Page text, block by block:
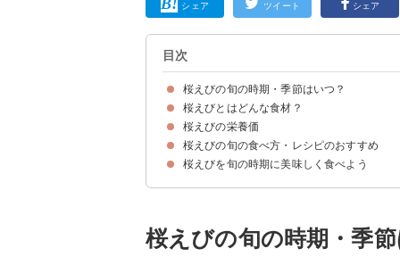
シェア ツイート シェア
目次
桜えびの旬の時期・季節はいつ？
桜えびの旬の時期・季節は春と秋の2回
桜えびとはどんな食材？
桜えびは国内で駿河湾でしか水揚げされない
桜えびの生態・特徴
近年は桜えびが不漁で漁業中止になったことも…
桜えびの栄養価
桜えびの旬の食べ方・レシピのおすすめ
①桜えび丼
②桜えびのあんかけ
③桜えびのかき揚げ
桜えびを旬の時期に美味しく食べよう
桜えびの旬の時期・季